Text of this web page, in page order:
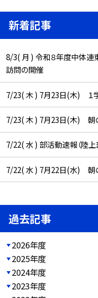
新着記事
8/3( 月 ) 令和８年度中体連
訪問の開催
7/23( 木 ) 7月23日(木) １
7/23( 木 ) 7月23日(木) 朝
7/22( 水 ) 部活動速報（陸上
7/22( 水 ) 7月22日(水) 朝
過去記事
2026年度
2025年度
2024年度
2023年度